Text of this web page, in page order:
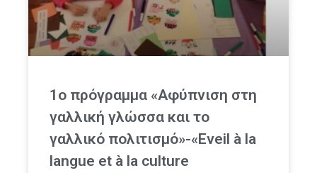
1ο πρόγραμμα «Aφύπνιση στη
γαλλική γλώσσα και το
γαλλικό πολιτισμό»-«Eveil à la
langue et à la culture